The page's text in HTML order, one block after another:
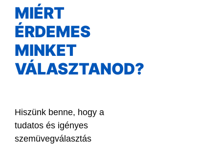
MIÉRT
ÉRDEMES
MINKET
VÁLASZTANOD?
Hiszünk benne, hogy a
tudatos és igényes
szemüvegválasztás